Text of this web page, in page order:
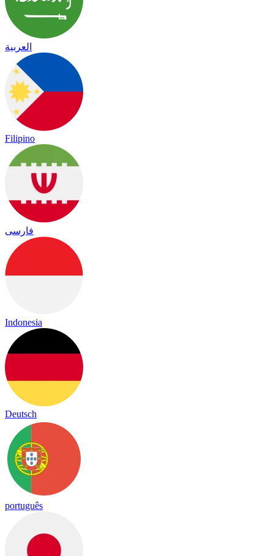
العربية
Filipino
فارسی
Indonesia
Deutsch
português